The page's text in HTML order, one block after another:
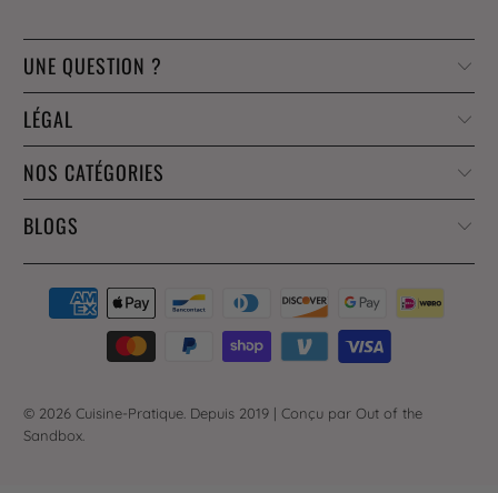
UNE QUESTION ?
LÉGAL
NOS CATÉGORIES
BLOGS
© 2026Cuisine-Pratique . Depuis 2019 |Conçu par Out of the
Sandbox